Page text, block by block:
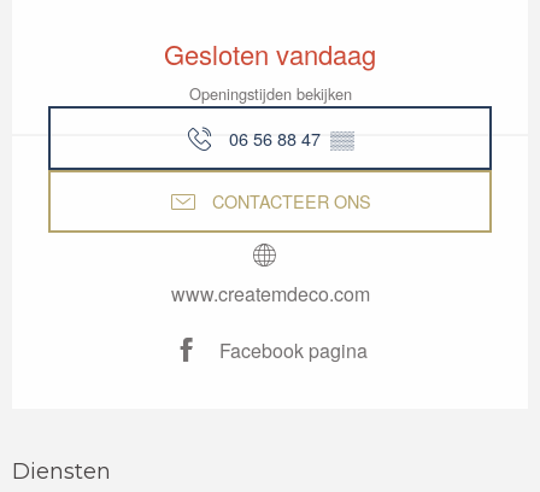
Gesloten vandaag
Openingstijden bekijken
06 56 88 47 ▒▒
CONTACTEER ONS
www.createmdeco.com
Facebook pagina
Diensten